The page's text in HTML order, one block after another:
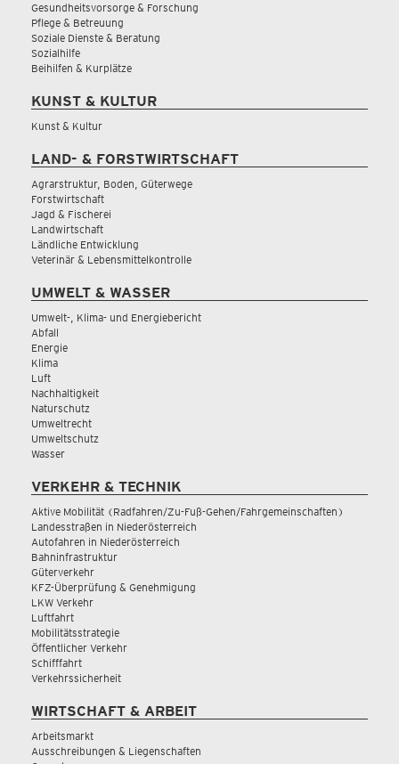
Gesundheitsvorsorge & Forschung
Pflege & Betreuung
Soziale Dienste & Beratung
Sozialhilfe
Beihilfen & Kurplätze
KUNST & KULTUR
Kunst & Kultur
LAND- & FORSTWIRTSCHAFT
Agrarstruktur, Boden, Güterwege
Forstwirtschaft
Jagd & Fischerei
Landwirtschaft
Ländliche Entwicklung
Veterinär & Lebensmittelkontrolle
UMWELT & WASSER
Umwelt-, Klima- und Energiebericht
Abfall
Energie
Klima
Luft
Nachhaltigkeit
Naturschutz
Umweltrecht
Umweltschutz
Wasser
VERKEHR & TECHNIK
Aktive Mobilität (Radfahren/Zu-Fuß-Gehen/Fahrgemeinschaften)
Landesstraßen in Niederösterreich
Autofahren in Niederösterreich
Bahninfrastruktur
Güterverkehr
KFZ-Überprüfung & Genehmigung
LKW Verkehr
Luftfahrt
Mobilitätsstrategie
Öffentlicher Verkehr
Schifffahrt
Verkehrssicherheit
WIRTSCHAFT & ARBEIT
Arbeitsmarkt
Ausschreibungen & Liegenschaften